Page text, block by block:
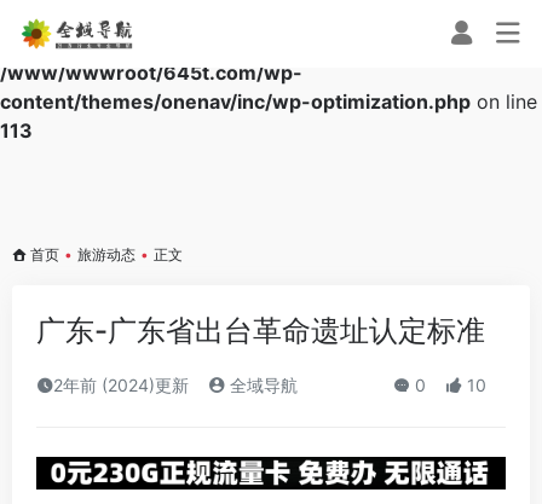
Warning: Array to string conversion in
/www/wwwroot/645t.com/wp-
content/themes/onenav/inc/wp-optimization.php on line
113
首页 • 旅游动态 • 正文
广东-广东省出台革命遗址认定标准
2年前 (2024)更新 全域导航 0 10